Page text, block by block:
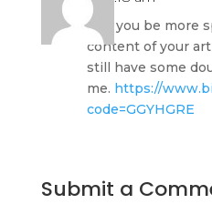
Can you be more
content of your
still have some
me. https://
code=GGYHGRE
Submit a